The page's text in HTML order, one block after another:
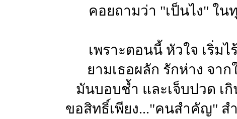
คอยถามว่า "เป็นไง" ใน
เพราะตอนนี้ หัวใจ เริ่มไ
ยามเธอผลัก รักห่าง จาก
มันบอบช้ำ และเจ็บปวด เ
ขอสิทธิ์เพียง..."คนสำคัญ" ส